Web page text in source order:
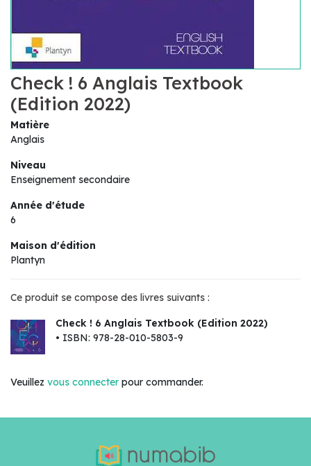
Check ! 6 Anglais Textbook
(Edition 2022)
Matière
Anglais
Niveau
Enseignement secondaire
Année d'étude
6
Maison d'édition
Plantyn
Ce produit se compose des livres suivants :
Check ! 6 Anglais Textbook (Edition 2022)
• ISBN: 978-28-010-5803-9
Veuillez vous connecter pour commander.